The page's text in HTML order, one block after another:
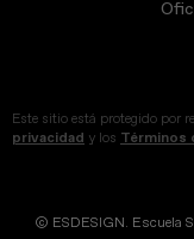
Este sitio está protegido por
privacidad y los Términos
© ESDESIGN. Escuela